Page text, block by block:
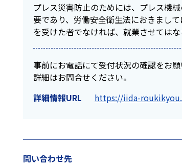
プレス災害防止のためには、プレス機
要であり、労働安全衛生法におきまし
を受けた者でなければ、就業させてはな
事前にお電話にて受付状況の確認をお願
詳細はお問合せください。
詳細情報URL
https://iida-
問い合わせ先